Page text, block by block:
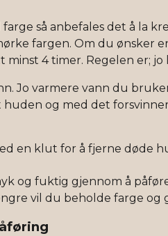
farge så anbefales det å la
fargen. Om du ønsker
minst 4 timer. Regelen er;
Jo varmere vann du
og med det
en klut for å fjerne døde
og fuktig gjennom å
vil du beholde farge og